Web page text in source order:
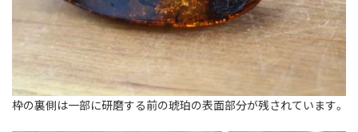
枠の裏側は一部に研磨する前の琥珀の表面部分が残されています。